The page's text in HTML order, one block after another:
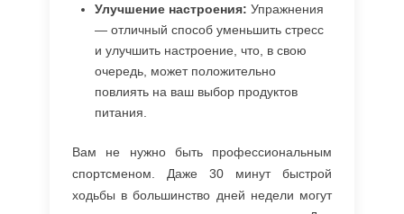
Улучшение настроения: Упражнения
— отличный способ уменьшить стресс
и улучшить настроение, что, в свою
очередь, может положительно
повлиять на ваш выбор продуктов
питания.
Вам не нужно быть профессиональным
спортсменом. Даже 30 минут быстрой
ходьбы в большинство дней недели могут